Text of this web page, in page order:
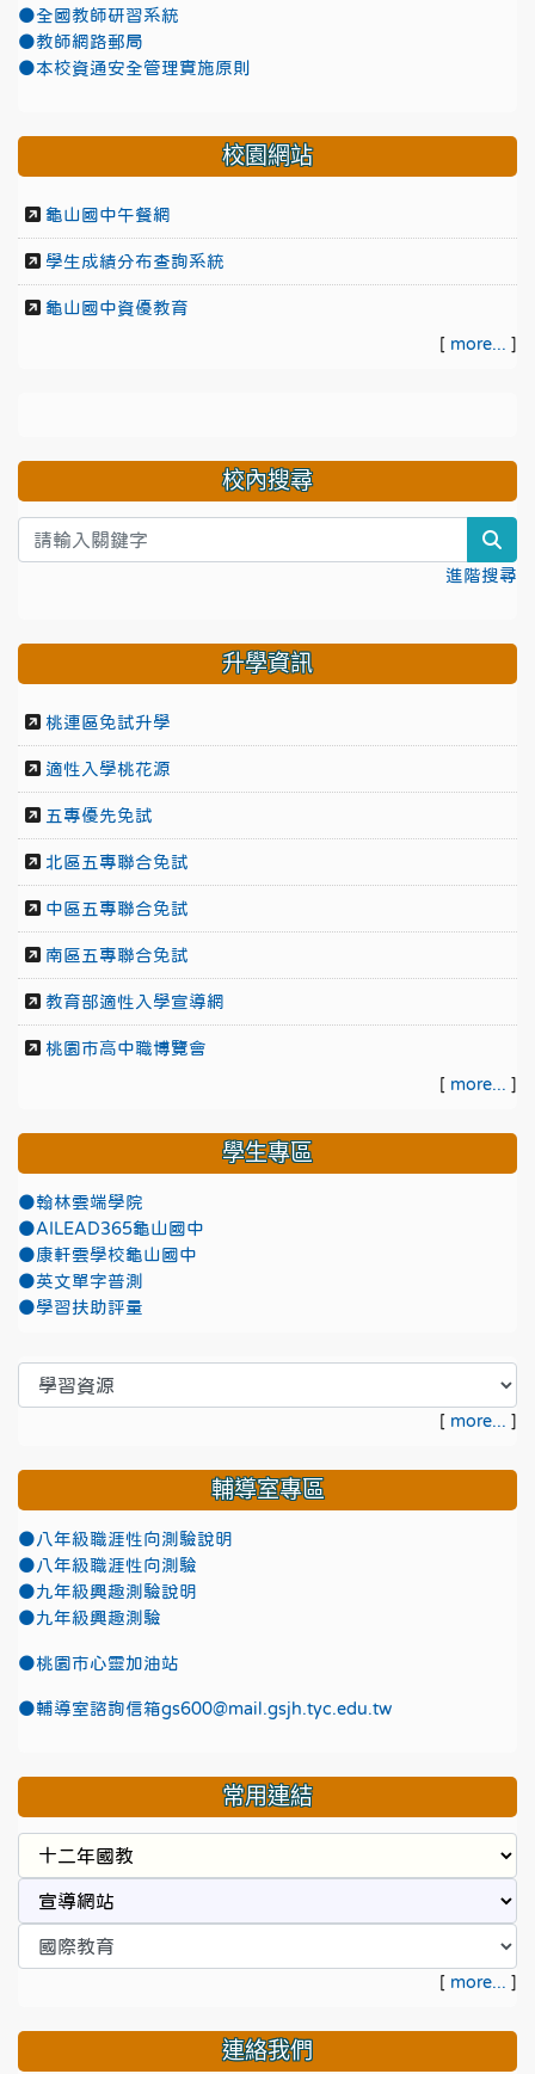
●全國教師研習系統
●教師網路郵局
●本校資通安全管理實施原則
校園網站
龜山國中午餐網
學生成績分布查詢系統
龜山國中資優教育
[ more... ]
校內搜尋
進階搜尋
升學資訊
桃連區免試升學
適性入學桃花源
五專優先免試
北區五專聯合免試
中區五專聯合免試
南區五專聯合免試
教育部適性入學宣導網
桃園市高中職博覽會
[ more... ]
學生專區
●翰林雲端學院
●AILEAD365龜山國中
●康軒雲學校龜山國中
●英文單字普測
●學習扶助評量
[ more... ]
輔導室專區
●八年級職涯性向測驗說明
●八年級職涯性向測驗
●九年級興趣測驗說明
●九年級興趣測驗
●桃園市心靈加油站
●輔導室諮詢信箱gs600@mail.gsjh.tyc.edu.tw
常用連結
[ more... ]
連絡我們